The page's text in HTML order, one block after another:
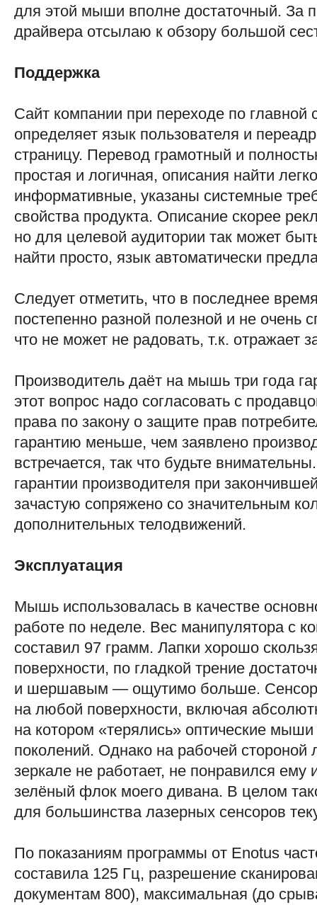
для этой мыши вполне достаточный. За
драйвера отсылаю к обзору большой
Поддержка
Сайт компании при переходе по главной
определяет язык пользователя и
страницу. Перевод грамотный и
простая и логичная, описания найти
информативные, указаны системные
свойства продукта. Описание скорее
но для целевой аудитории так может
найти просто, язык автоматически
Следует отметить, что в последнее
постепенно разной полезной и не очень
что не может не радовать, т.к. отражает
Производитель даёт на мышь три года
этот вопрос надо согласовать с
права по закону о защите прав
гарантию меньше, чем заявлено
встречается, так что будьте
гарантии производителя при
зачастую сопряжено со значительным
дополнительных телодвижений.
Эксплуатация
Мышь использовалась в качестве
работе по неделе. Вес манипулятора с
составил 97 грамм. Лапки хорошо
поверхности, по гладкой трение
и шершавым — ощутимо больше. Сенсор
на любой поверхности, включая
на котором «терялись» оптические мыши
поколений. Однако на рабочей стороной
зеркале не работает, не понравился ему
зелёный флок моего дивана. В целом
для большинства лазерных сенсоров
По показаниям программы от Enotus
составила 125 Гц, разрешение
документам 800), максимальная (до